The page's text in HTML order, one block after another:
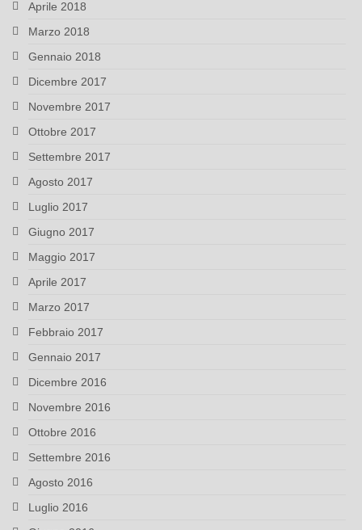
Aprile 2018
Marzo 2018
Gennaio 2018
Dicembre 2017
Novembre 2017
Ottobre 2017
Settembre 2017
Agosto 2017
Luglio 2017
Giugno 2017
Maggio 2017
Aprile 2017
Marzo 2017
Febbraio 2017
Gennaio 2017
Dicembre 2016
Novembre 2016
Ottobre 2016
Settembre 2016
Agosto 2016
Luglio 2016